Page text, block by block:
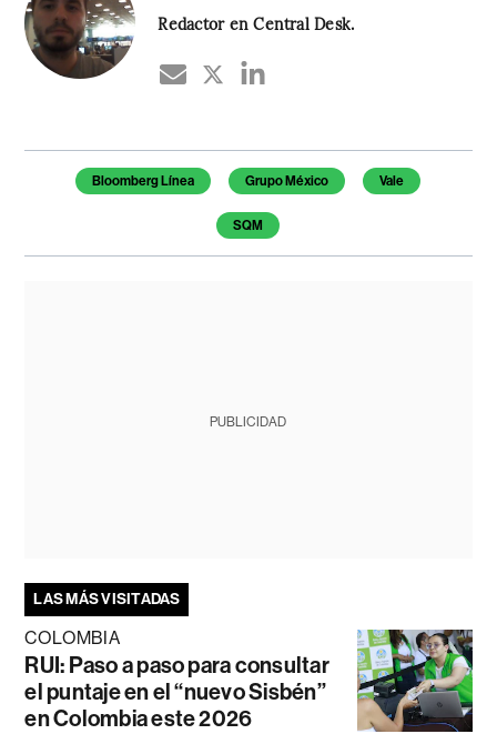
Redactor en Central Desk.
Temas de este artículo
Bloomberg Línea Grupo México Vale
SQM
PUBLICIDAD
LAS MÁS VISITADAS
COLOMBIA
RUI: Paso a paso para consultar
el puntaje en el “nuevo Sisbén”
en Colombia este 2026